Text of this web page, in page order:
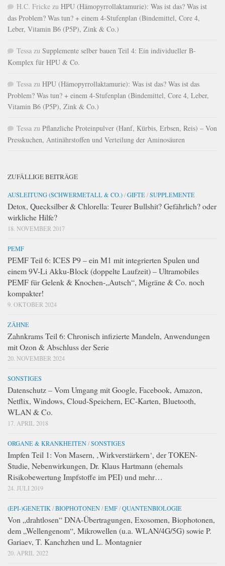
H.C. Fricke zu HPU (Hämopyrrollaktamurie): Was ist das? Was ist
das Problem? Was tun? + einem 4-Stufenplan (Bindemittel, Core 4,
Leber, Vitamin B6 (P5P), Zink & Co.)
Tessa zu Supplemente selber bauen Teil 4: Ein individueller B-
Komplex für HPU & Co.
Tessa zu HPU (Hämopyrrollaktamurie): Was ist das? Was ist das
Problem? Was tun? + einem 4-Stufenplan (Bindemittel, Core 4, Leber,
Vitamin B6 (P5P), Zink & Co.)
Tessa zu Pflanzliche Proteinpulver (Hanf, Kürbis, Erbsen, Reis) – Von
Presskuchen, Antinährstoffen und Verteilung der Aminosäuren
ZUFÄLLIGE BEITRÄGE
AUSLEITUNG (SCHWERMETALL & CO.)/GIFTE/SUPPLEMENTE
Detox, Quecksilber & Chlorella: Teurer Bullshit? Gefährlich? oder
wirkliche Hilfe?
18. NOVEMBER 2017
PEMF
PEMF Teil 6: ICES P9 – ein M1 mit integrierten Spulen und
einem 9V-Li Akku-Block (doppelte Laufzeit) – Ultramobiles
PEMF für Gelenk & Knochen-„Autsch“, Migräne & Co. noch
kompakter!
9. OKTOBER 2024
ZÄHNE
Zahnkrams Teil 6: Chronisch infizierte Mandeln, Anwendungen
mit Ozon & Abschluss der Serie
20. NOVEMBER 2024
SONSTIGES
Datenschutz – Vom Umgang mit Google, Facebook, Amazon,
Netflix, Windows, Cloud-Speichern, EC-Karten, Bluetooth,
WLAN & Co.
17. APRIL 2018
ORGANE & KRANKHEITEN/SONSTIGES
Impfen Teil 1: Von Masern, ‚Wirkverstärkern‘, der TOKEN-
Studie, Nebenwirkungen, Dr. Klaus Hartmann (ehemals
Risikobewertung Impfstoffe im PEI) und mehr…
24. JULI 2019
(EPI-)GENETIK /BIOPHOTONEN/EMF/QUANTENBIOLOGIE
Von „drahtlosen“ DNA-Übertragungen, Exosomen, Biophotonen,
dem „Wellengenom“, Mikrowellen (u.a. WLAN/4G/5G) sowie P.
Gariaev, T. Kanchzhen und L. Montagnier
20. APRIL 2022